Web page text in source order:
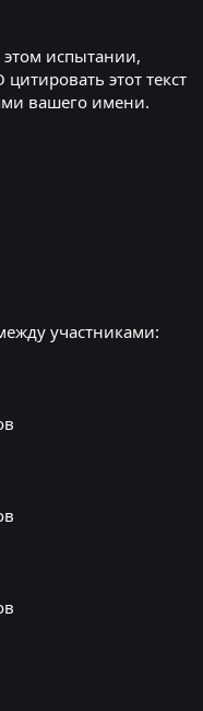
этом испытании,
этот текст
вашего имени.
участниками: